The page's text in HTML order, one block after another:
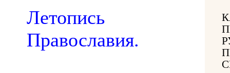
Летопись
Православия.